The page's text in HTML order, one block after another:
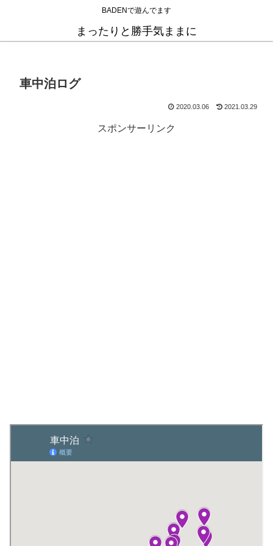
BADENで遊んでます
まったりと勝手気ままに
車中泊ログ
2020.03.06 2021.03.29
スポンサーリンク